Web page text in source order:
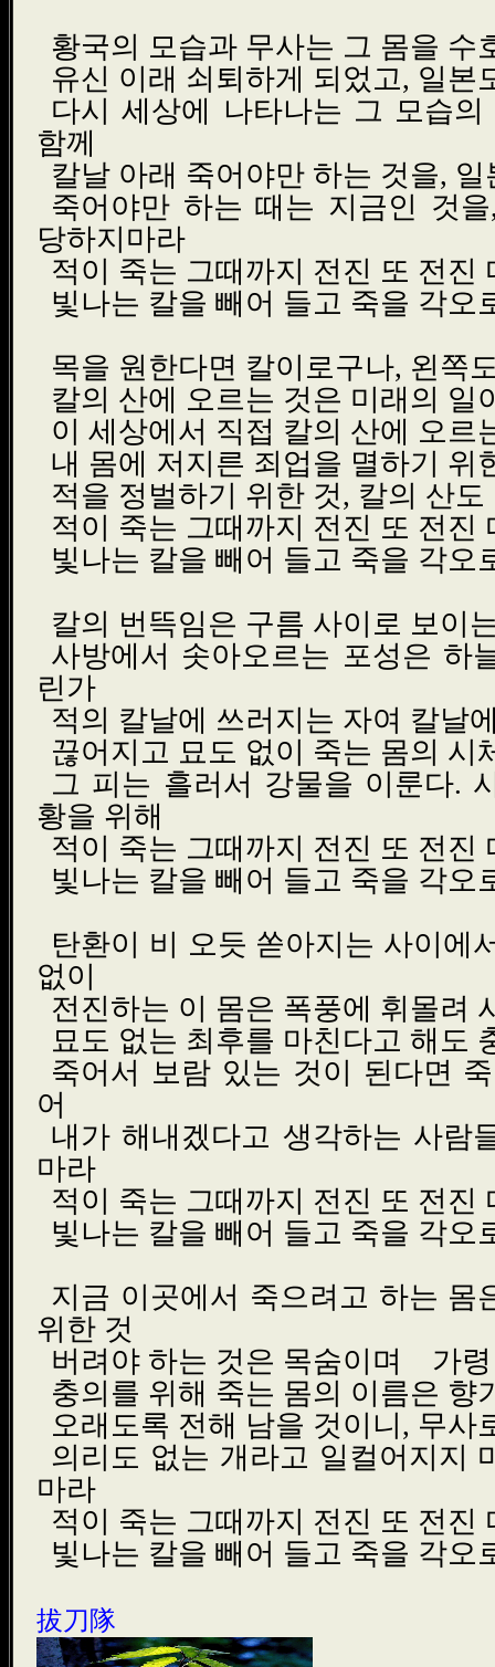
황국의 모습과 무사는 그 몸을 수
유신 이래 쇠퇴하게 되었고, 일본
다시 세상에 나타나는 그 모습
함께
칼날 아래 죽어야만 하는 것을,
죽어야만 하는 때는 지금인 것
당하지마라
적이 죽는 그때까지 전진 또 전진
빛나는 칼을 빼어 들고 죽을 각오
목을 원한다면 칼이로구나, 왼쪽
칼의 산에 오르는 것은 미래의 일
이 세상에서 직접 칼의 산에 오르
내 몸에 저지른 죄업을 멸하기 위
적을 정벌하기 위한 것, 칼의 산
적이 죽는 그때까지 전진 또 전진
빛나는 칼을 빼어 들고 죽을 각오
칼의 번뜩임은 구름 사이로 보이
사방에서 솟아오르는 포성은 하
린가
적의 칼날에 쓰러지는 자여 칼
끊어지고 묘도 없이 죽는 몸의 시
그 피는 흘러서 강물을 이룬다.
황을 위해
적이 죽는 그때까지 전진 또 전진
빛나는 칼을 빼어 들고 죽을 각오
탄환이 비 오듯 쏟아지는 사이에
없이
전진하는 이 몸은 폭풍에 휘몰려
묘도 없는 최후를 마친다고 해도
죽어서 보람 있는 것이 된다면
어
내가 해내겠다고 생각하는 사람
마라
적이 죽는 그때까지 전진 또 전진
빛나는 칼을 빼어 들고 죽을 각오
지금 이곳에서 죽으려고 하는 몸
위한 것
버려야 하는 것은 목숨이며 가
충의를 위해 죽는 몸의 이름은 향
오래도록 전해 남을 것이니, 무사
의리도 없는 개라고 일컬어지지
마라
적이 죽는 그때까지 전진 또 전진
빛나는 칼을 빼어 들고 죽을 각오
拔刀隊